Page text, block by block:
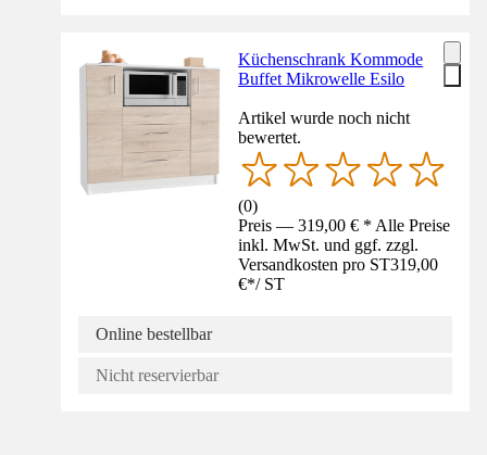
Küchenschrank Kommode
Buffet Mikrowelle Esilo
Artikel wurde noch nicht
bewertet.
(0)
Preis — 319,00 € * Alle Preise
inkl. MwSt. und ggf. zzgl.
Versandkosten pro ST319,00
€*/ ST
Online bestellbar
Nicht reservierbar